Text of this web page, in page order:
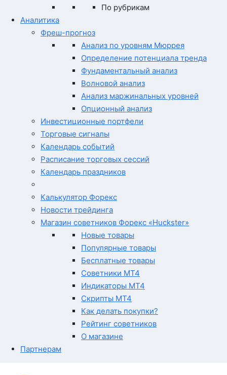
По рубрикам
Аналитика
Фреш-прогноз
Анализ по уровням Мюррея
Определение потенциала тренда
Фундаментальный анализ
Волновой анализ
Анализ маржинальных уровней
Опционный анализ
Инвестиционные портфели
Торговые сигналы
Календарь событий
Расписание торговых сессий
Календарь праздников
Калькулятор Форекс
Новости трейдинга
Магазин советников Форекс «Huckster»
Новые товары
Популярные товары
Бесплатные товары
Советники MT4
Индикаторы MT4
Скрипты MT4
Как делать покупки?
Рейтинг советников
О магазине
Партнерам